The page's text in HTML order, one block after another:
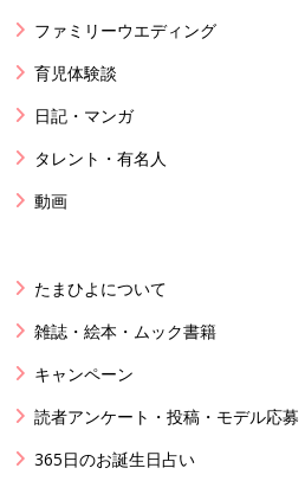
ファミリーウエディング
育児体験談
日記・マンガ
タレント・有名人
動画
たまひよについて
雑誌・絵本・ムック書籍
キャンペーン
読者アンケート・投稿・モデル応募
365日のお誕生日占い